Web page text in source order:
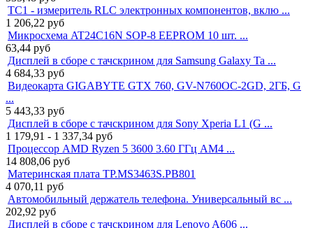
TC1 - измеритель RLC электронных компонентов, вклю ...
1 206,22 руб
Микросхема AT24C16N SOP-8 EEPROM 10 шт. ...
63,44 руб
Дисплей в сборе с тачскрином для Samsung Galaxy Ta ...
4 684,33 руб
Видеокарта GIGABYTE GTX 760, GV-N760OC-2GD, 2ГБ, G
...
5 443,33 руб
Дисплей в сборе с тачскрином для Sony Xperia L1 (G ...
1 179,91 - 1 337,34 руб
Процессор AMD Ryzen 5 3600 3.60 ГГц AM4 ...
14 808,06 руб
Материнская плата TP.MS3463S.PB801
4 070,11 руб
Автомобильный держатель телефона. Универсальный вс ...
202,92 руб
Дисплей в сборе с тачскрином для Lenovo A606 ...